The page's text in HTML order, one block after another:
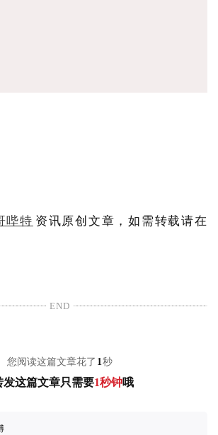
哔特 资讯原创文章，如需转载请在
END
您阅读这篇文章花了 1秒
发这篇文章只需要1秒钟哦